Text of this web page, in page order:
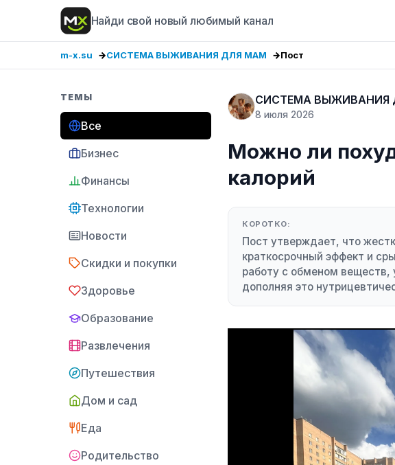
Найди свой новый любимый канал
m-x.su СИСТЕМА ВЫЖИВАНИЯ ДЛЯ МАМ Пост
ТЕМЫ
Все
Бизнес
Финансы
Технологии
Новости
Скидки и покупки
Здоровье
Образование
Развлечения
Путешествия
Дом и сад
Еда
Родительство
СИСТЕМА ВЫЖИВАНИЯ
8 июля 2026
Можно ли
калорий
КОРОТКО:
Пост утверждает, что
краткосрочный эффект и
работу с обменом веществ,
дополняя это